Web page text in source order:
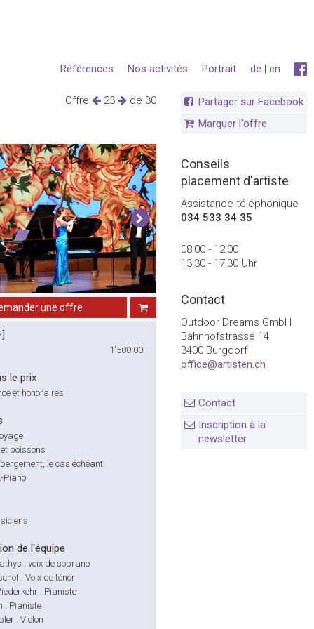
de | en
Portrait
Nos activités
Références
Offre 23 de 30
une offre
1'500.00
le prix
et honoraires
boissons
le cas échéant
Piano
de l'équipe
: voix de soprano
: Voix de ténor
: Pianiste
: Pianiste
: Violon
Partager sur Facebook
Marquer l'offre
Conseils
placement d'artiste
Assistance téléphonique
034 533 34 35
08:00 - 12:00
13:30 - 17:30 Uhr
Contact
Outdoor Dreams GmbH
Bahnhofstrasse 14
3400 Burgdorf
office@artisten.ch
Contact
Inscription à la
newsletter